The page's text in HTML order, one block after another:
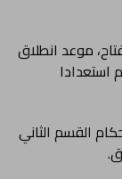
موعد انطلاق
استعدادا
القسم الثاني